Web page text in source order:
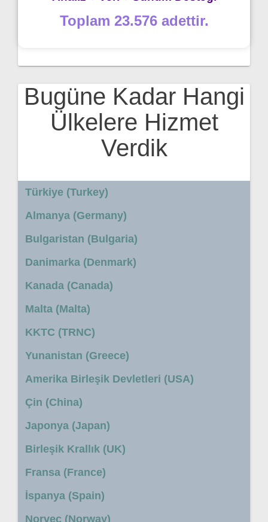
Toplam 23.576 adettir.
Bugüne Kadar Hangi
Ülkelere Hizmet
Verdik
Türkiye (Turkey)
Almanya (Germany)
Bulgaristan (Bulgaria)
Danimarka (Denmark)
Kanada (Canada)
Malta (Malta)
KKTC (TRNC)
Yunanistan (Greece)
Amerika Birleşik Devletleri (USA)
Çin (China)
Japonya (Japan)
Birleşik Krallık (UK)
Fransa (France)
İspanya (Spain)
Norveç (Norway)